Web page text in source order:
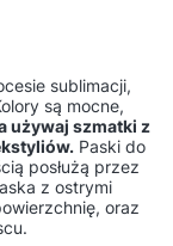
buty
skóry
sublimacji,
są mocne,
używaj szmatki z
Paski do
posłużą przez
z ostrymi
oraz